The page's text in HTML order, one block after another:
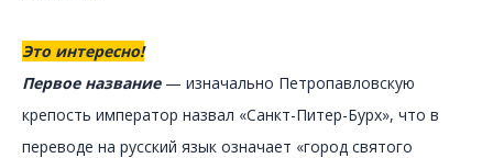
Это интересно!
Первое название— изначально Петропавловскую
крепость император назвал «Санкт-Питер-Бурх», что в
переводе на русский язык означает «город святого